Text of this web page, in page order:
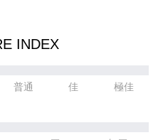
INDEX
普通 佳 極佳